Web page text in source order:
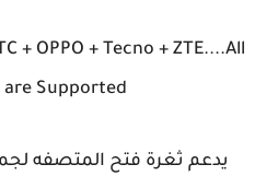
+ OPPO + Tecno + ZTE....All
are Supported
يدعم ثغرة فتح المتصفه